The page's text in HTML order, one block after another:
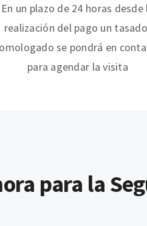
En un plazo de 24 horas desde
realización del pago un
se pondrá en
para agendar la visita
para la